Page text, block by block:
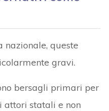
nazionale, queste
gravi.
bersagli primari per
attori statali e non